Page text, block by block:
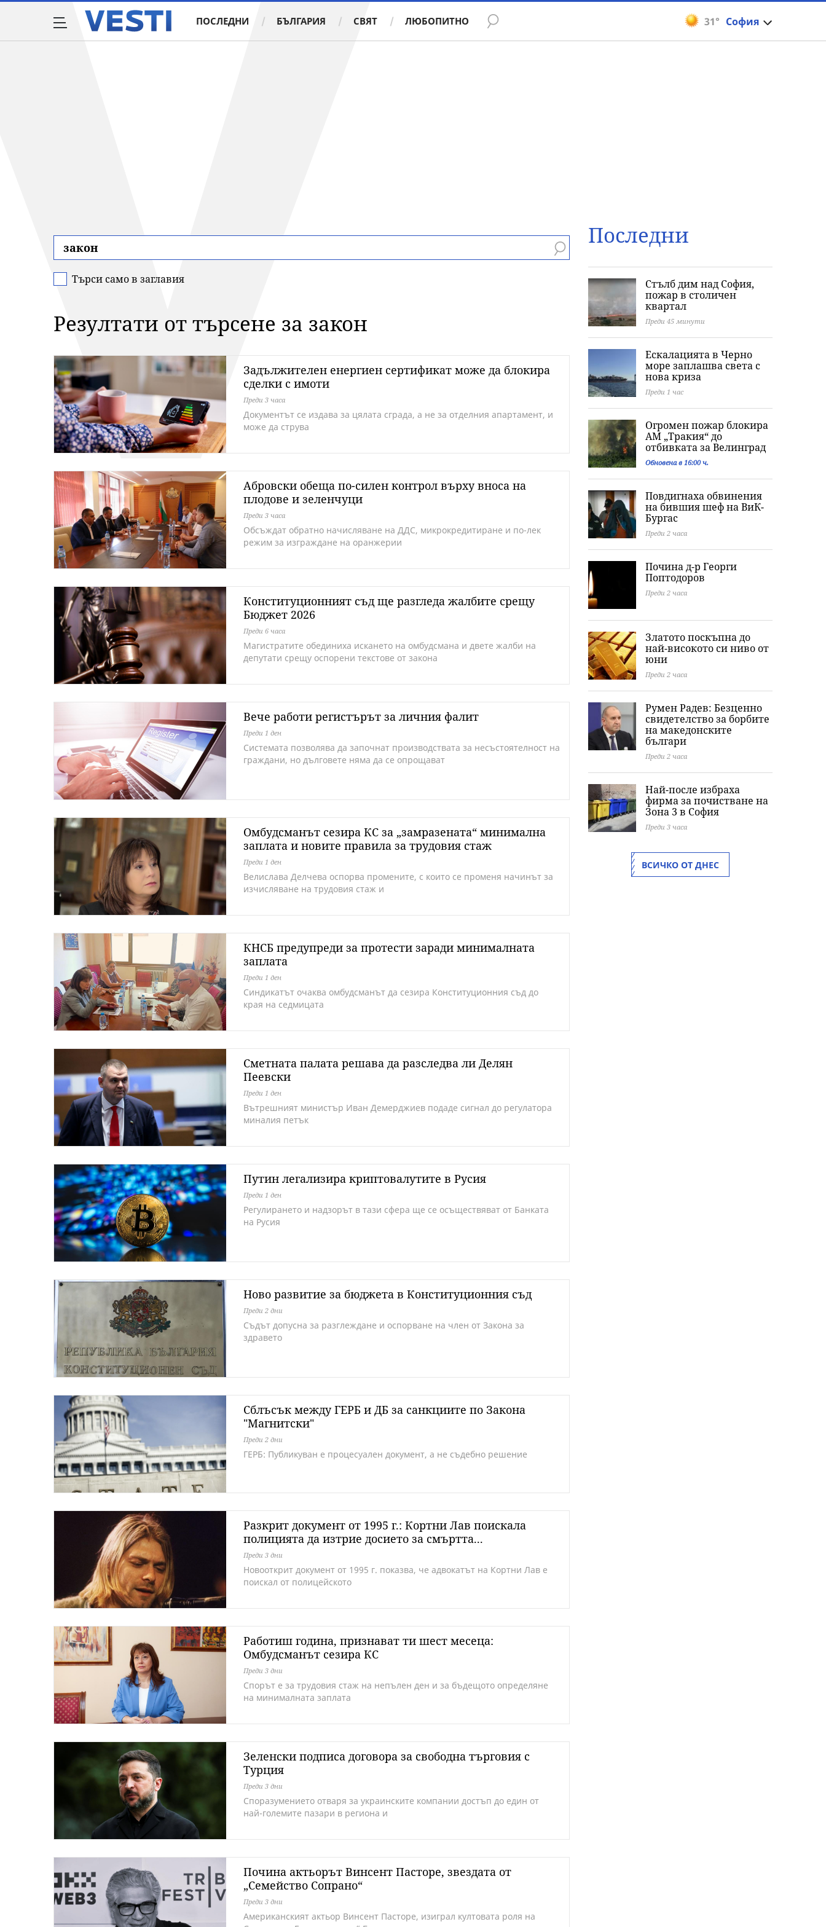
31° София
ПОСЛЕДНИ БЪЛГАРИЯ СВЯТ ЛЮБОПИТНО
Търси само в заглавия
Резултати от търсене за закон
Задължителен енергиен сертификат може да блокира
сделки с имоти
Преди 3 часа
Документът се издава за цялата сграда, а не за отделния апартамент, и
може да струва
Абровски обеща по-силен контрол върху вноса на
плодове и зеленчуци
Преди 3 часа
Обсъждат обратно начисляване на ДДС, микрокредитиране и по-лек
режим за изграждане на оранжерии
Конституционният съд ще разгледа жалбите срещу
Бюджет 2026
Преди 6 часа
Магистратите обединиха искането на омбудсмана и двете жалби на
депутати срещу оспорени текстове от закона
Вече работи регистърът за личния фалит
Преди 1 ден
Системата позволява да започнат производствата за несъстоятелност на
граждани, но дълговете няма да се опрощават
Омбудсманът сезира КС за „замразената“ минимална
заплата и новите правила за трудовия стаж
Преди 1 ден
Велислава Делчева оспорва промените, с които се променя начинът за
изчисляване на трудовия стаж и
КНСБ предупреди за протести заради минималната
заплата
Преди 1 ден
Синдикатът очаква омбудсманът да сезира Конституционния съд до
края на седмицата
Сметната палата решава да разследва ли Делян
Пеевски
Преди 1 ден
Вътрешният министър Иван Демерджиев подаде сигнал до регулатора
миналия петък
Путин легализира криптовалутите в Русия
Преди 1 ден
Регулирането и надзорът в тази сфера ще се осъществяват от Банката
на Русия
Ново развитие за бюджета в Конституционния съд
Преди 2 дни
Съдът допусна за разглеждане и оспорване на член от Закона за
здравето
Сблъсък между ГЕРБ и ДБ за санкциите по Закона
"Магнитски"
Преди 2 дни
ГЕРБ: Публикуван е процесуален документ, а не съдебно решение
Разкрит документ от 1995 г.: Кортни Лав поискала
полицията да изтрие досието за смъртта...
Преди 3 дни
Новооткрит документ от 1995 г. показва, че адвокатът на Кортни Лав е
поискал от полицейското
Работиш година, признават ти шест месеца:
Омбудсманът сезира КС
Преди 3 дни
Спорът е за трудовия стаж на непълен ден и за бъдещото определяне
на минималната заплата
Зеленски подписа договора за свободна търговия с
Турция
Преди 3 дни
Споразумението отваря за украинските компании достъп до един от
най-големите пазари в региона и
Почина актьорът Винсент Пасторе, звездата от
„Семейство Сопрано“
Преди 3 дни
Американският актьор Винсент Пасторе, изиграл култовата роля на
Последни
Стълб дим над София,
пожар в столичен
квартал
Преди 45 минути
Ескалацията в Черно
море заплашва света с
нова криза
Преди 1 час
Огромен пожар блокира
АМ „Тракия“ до
отбивката за Велинград
Обновена в 16:00 ч.
Повдигнаха обвинения
на бившия шеф на ВиК-
Бургас
Преди 2 часа
Почина д-р Георги
Поптодоров
Преди 2 часа
Златото поскъпна до
най-високото си ниво от
юни
Преди 2 часа
Румен Радев: Безценно
свидетелство за борбите
на македонските
българи
Преди 2 часа
Най-после избраха
фирма за почистване на
Зона 3 в София
Преди 3 часа
ВСИЧКО ОТ ДНЕС